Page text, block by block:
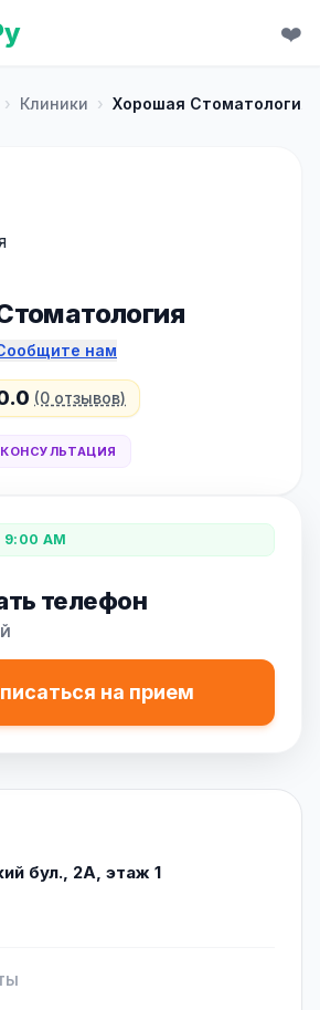
❤️
› Клиники › Хорошая Стоматология
нам
(0 отзывов)
AM
телефон
на прием
бул., 2А, этаж 1